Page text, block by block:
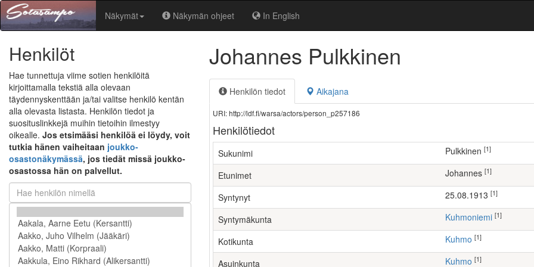
Näkymät Näkymän ohjeet In English
Henkilöt
Hae tunnettuja viime sotien henkilöitä
kirjoittamalla tekstiä alla olevaan
täydennyskenttään ja/tai valitse henkilö kentän
alla olevasta listasta. Henkilön tiedot ja
suosituslinkkejä muihin tietoihin ilmestyy
oikealle. Jos etsimääsi henkilöä ei löydy, voit
tutkia hänen vaiheitaan joukko-
osastonäkymässä, jos tiedät missä joukko-
osastossa hän on palvellut.
Johannes Pulkkinen
Henkilön tiedot Aikajana
URI: http://ldf.fi/warsa/actors/person_p257186
Henkilötiedot
Sukunimi Pulkkinen [1]
Etunimet Johannes [1]
Syntynyt 25.08.1913 [1]
Syntymäkunta Kuhmoniemi [1]
Kotikunta Kuhmo [1]
Asuinkunta Kuhmo [1]